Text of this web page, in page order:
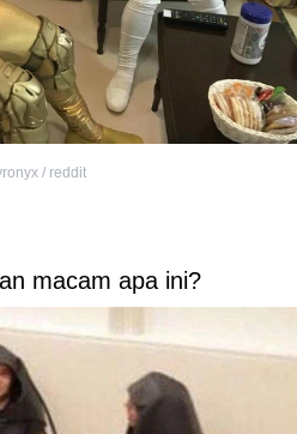
/ reddit
macam apa ini?